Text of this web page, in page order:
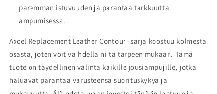
paremman istuvuuden ja parantaa tarkkuutta
ampumisessa.
Axcel Replacement Leather Contour -sarja koostuu kolmesta
osasta, joten voit vaihdella niitä tarpeen mukaan. Tämä
tuote on täydellinen valinta kaikille jousiampujille, jotka
haluavat parantaa varusteensa suorituskykyä ja